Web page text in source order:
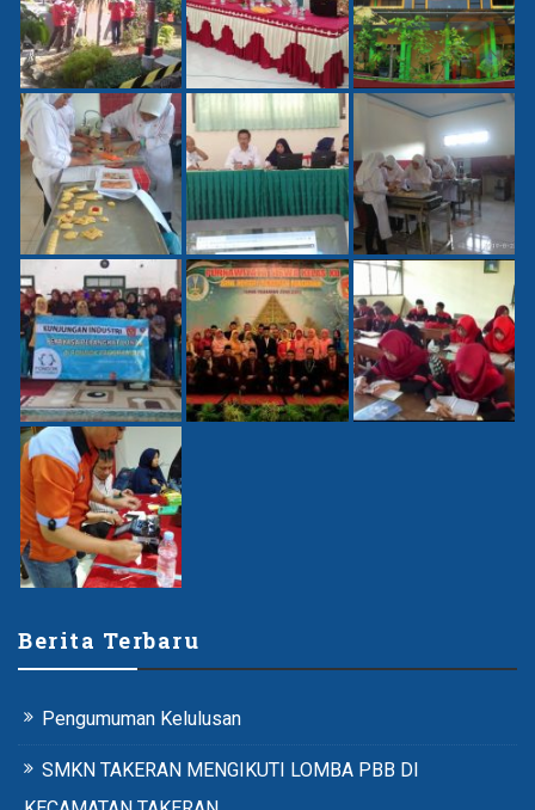
Berita Terbaru
Pengumuman Kelulusan
SMKN TAKERAN MENGIKUTI LOMBA PBB DI